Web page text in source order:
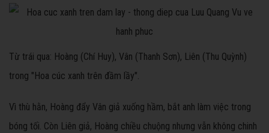
Từ trái qua: Hoàng (Chí Huy), Vân (Thanh Sơn), Liên (Thu Quỳnh)
trong "Hoa cúc xanh trên đầm lầy".
Vì thù hằn, Hoàng đẩy Vân giả xuống hầm, bắt anh làm việc trong
bóng tối. Còn Liên giả, Hoàng chiều chuộng nhưng vẫn không chinh